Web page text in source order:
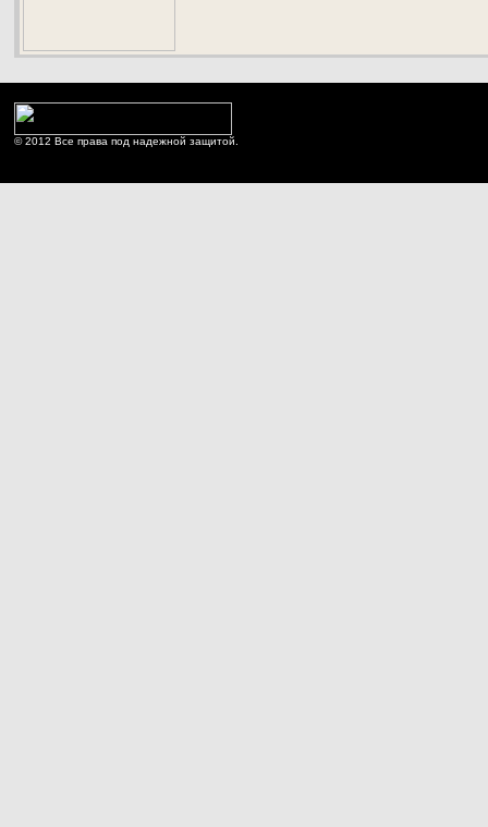
© 2012 Все права под надежной защитой.